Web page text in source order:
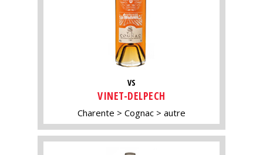
VS
VINET-DELPECH
Charente Cognac autre